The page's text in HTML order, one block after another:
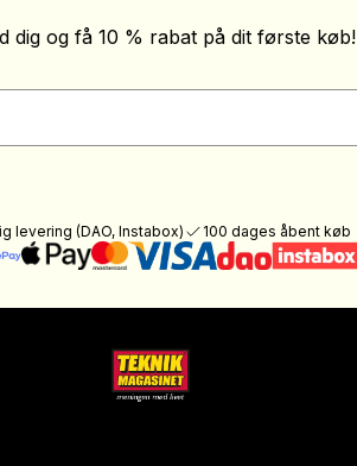
dig og få 10 % rabat på dit første køb!
levering (DAO, Instabox) 100 dages åbent køb